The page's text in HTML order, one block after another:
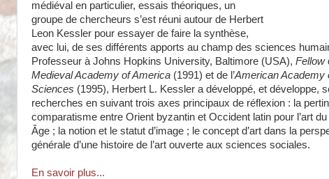
médiéval en particulier, essais théoriques, un
groupe de chercheurs s’est réuni autour de Herbert
Leon Kessler pour essayer de faire la synthèse,
avec lui, de ses différents apports au champ des sciences
Professeur à Johns Hopkins University, Baltimore (USA), Fellow
Medieval Academy of America (1991) et de l’American Academy
Sciences (1995), Herbert L. Kessler a développé, et développe,
recherches en suivant trois axes principaux de réflexion : la
comparatisme entre Orient byzantin et Occident latin pour l’art
Âge ; la notion et le statut d’image ; le concept d’art dans la
générale d’une histoire de l’art ouverte aux sciences sociales.
En savoir plus...